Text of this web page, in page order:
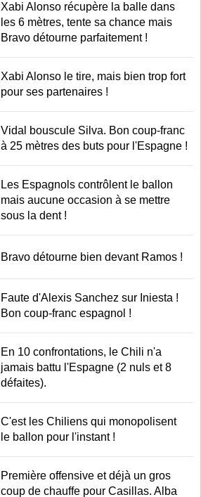
Xabi Alonso récupère la balle dans
les 6 mètres, tente sa chance mais
Bravo détourne parfaitement !
Xabi Alonso le tire, mais bien trop fort
pour ses partenaires !
Vidal bouscule Silva. Bon coup-franc
à 25 mètres des buts pour l'Espagne !
Les Espagnols contrôlent le ballon
mais aucune occasion à se mettre
sous la dent !
Bravo détourne bien devant Ramos !
Faute d'Alexis Sanchez sur Iniesta !
Bon coup-franc espagnol !
En 10 confrontations, le Chili n'a
jamais battu l'Espagne (2 nuls et 8
défaites).
C'est les Chiliens qui monopolisent
le ballon pour l'instant !
Première offensive et déjà un gros
coup de chauffe pour Casillas. Alba